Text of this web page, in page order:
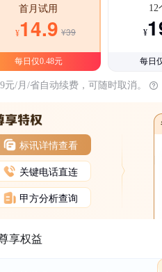
首月试用
¥14.9 ¥39
每日仅0.48元
12
¥
每日
元/月/省自动续费，可随时取消。
标讯详情查看
关键电话直连
甲方分析查询
享权益